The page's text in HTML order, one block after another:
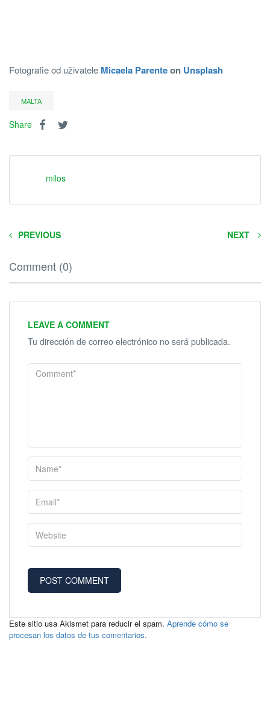
Fotografie od uživatele Micaela Parenteon Unsplash
MALTA
Share
milos
PREVIOUS NEXT
Comment (0)
LEAVE A COMMENT
Tu dirección de correo electrónico no será publicada.
Este sitio usa Akismet para reducir el spam. Aprende cómo se
procesan los datos de tus comentarios.